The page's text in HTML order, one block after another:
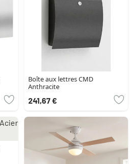
Boîte aux lettres CMD
Anthracite
241,67 €